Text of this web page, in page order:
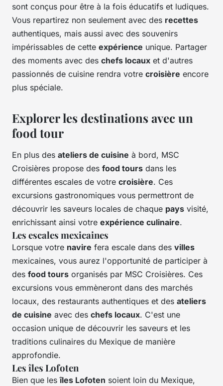
sont conçus pour être à la fois éducatifs et ludiques.
Vous repartirez non seulement avec des recettes
authentiques, mais aussi avec des souvenirs
impérissables de cette expérience unique. Partager
des moments avec des chefs locaux et d'autres
passionnés de cuisine rendra votre croisière encore
plus spéciale.
Explorer les destinations avec un
food tour
En plus des ateliers de cuisine à bord, MSC
Croisières propose des food tours dans les
différentes escales de votre croisière. Ces
excursions gastronomiques vous permettront de
découvrir les saveurs locales de chaque pays visité,
enrichissant ainsi votre expérience culinaire.
Les escales mexicaines
Lorsque votre navire fera escale dans des villes
mexicaines, vous aurez l'opportunité de participer à
des food tours organisés par MSC Croisières. Ces
excursions vous emmèneront dans des marchés
locaux, des restaurants authentiques et des ateliers
de cuisine avec des chefs locaux. C'est une
occasion unique de découvrir les saveurs et les
traditions culinaires du Mexique de manière
approfondie.
Les îles Lofoten
Bien que lesîles Lofoten soient loin du Mexique,